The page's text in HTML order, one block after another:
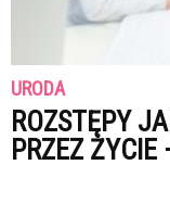
URODA
ROZSTĘPY
PRZEZ